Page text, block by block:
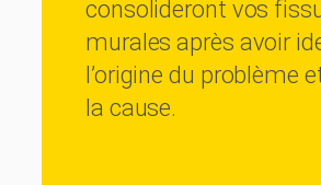
consolideront vos
murales après avoir
l’origine du problème
la cause.